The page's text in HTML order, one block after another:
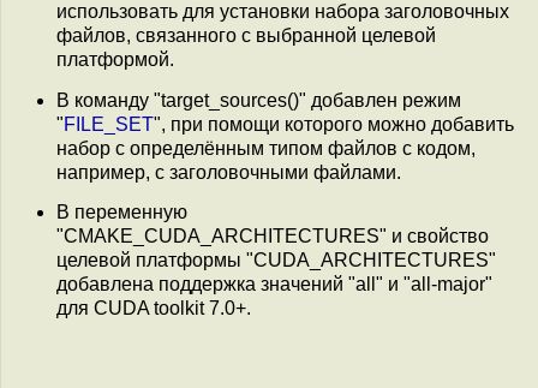
использовать для установки набора заголовочных
файлов, связанного с выбранной целевой
платформой.
В команду "target_sources()" добавлен режим
"FILE_SET", при помощи которого можно добавить
набор c определённым типом файлов с кодом,
например, с заголовочными файлами.
В переменную
"CMAKE_CUDA_ARCHITECTURES" и свойство
целевой платформы "CUDA_ARCHITECTURES"
добавлена поддержка значений "all" и "all-major"
для CUDA toolkit 7.0+.